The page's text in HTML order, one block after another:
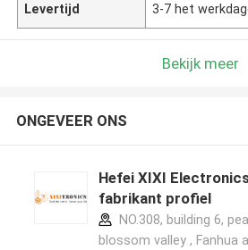
Levertijd 3-7 het
Bekijk meer
ONGEVEER ONS
Hefei XIXI
fabrikant profiel
NO.308, building 6,
blossom valley , Fanhua